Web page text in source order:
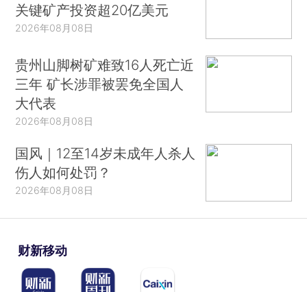
关键矿产投资超20亿美元
2026年08月08日
贵州山脚树矿难致16人死亡近
三年 矿长涉罪被罢免全国人
大代表
2026年08月08日
国风｜12至14岁未成年人杀人
伤人如何处罚？
2026年08月08日
财新移动